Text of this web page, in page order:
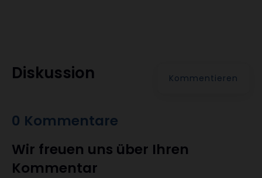
Diskussion Kommentieren
0 Kommentare
Wir freuen uns über Ihren
Kommentar